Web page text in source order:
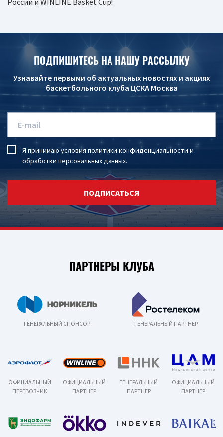
России и WINLINE Basket Cup!
ПОДПИШИТЕСЬ НА НАШУ РАССЫЛКУ
Узнавайте первыми об актуальных новостях и акциях
баскетбольного клуба ЦСКА Москва
Я принимаю условия политики конфиденциальности и
обработки персональных данных.
ПОДПИСАТЬСЯ
ПАРТНЕРЫ КЛУБА
ГЕНЕРАЛЬНЫЙ СПОНСОР ГЕНЕРАЛЬНЫЙ ПАРТНЕР
ОФИЦИАЛЬНЫЙ
ПЕРЕВОЗЧИК
ОФИЦИАЛЬНЫЙ
ПАРТНЕР
ГЕНЕРАЛЬНЫЙ
ПАРТНЕР
ОФИЦИАЛЬНЫЙ
ПАРТНЕР